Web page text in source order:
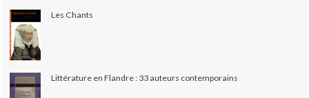
Les Chants
Littérature en Flandre : 33 auteurs contemporains